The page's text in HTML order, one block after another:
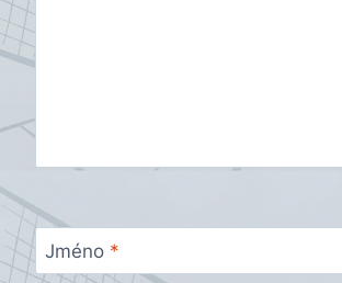
Jméno *